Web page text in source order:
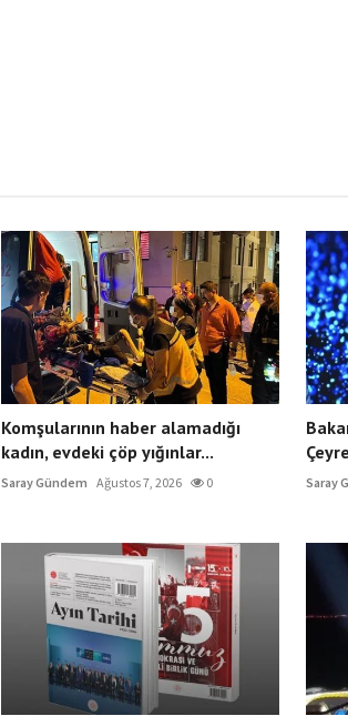
Komşularının haber alamadığı
kadın, evdeki çöp yığınlar...
Saray Gündem Ağustos 7, 2026 0 Saray